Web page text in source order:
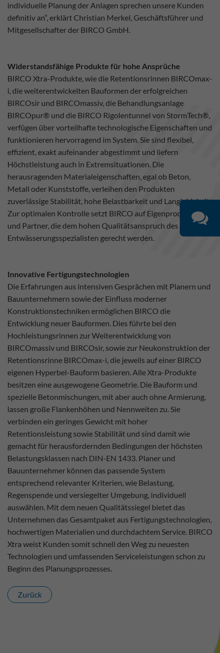
individuelle Planung der Anlagen sprechen unsere Kunden
definitiv an“, erklärt Christian Merkel, Geschäftsführer und
Mitgesellschafter der BIRCO GmbH.
Widerstandsfähige Produkte für hohe Ansprüche
BIRCO Xtra-Produkte, wie die Retentionsrinnen BIRCOmax-
i, die weiterentwickelten Bauformen der erfolgreichen
BIRCOsir und BIRCOmassiv, die Behandlungsanlage
BIRCOpur® und die BIRCO Rigolentunnel von StormTech®,
verfügen über vorteilhafte technologische Eigenschaften und
funktionieren hervorragend im System. Sie sind flexibel,
effizient, exakt aufeinander abgestimmt und liefern
Höchstleistung auch in Extremsituationen. Die
herausragenden Materialeigenschaften, egal ob Beton,
Metall oder Kunststoffe, verleihen den Produkten
zuverlässige Stabilität, hohe Belastbarkeit und Langlebigkeit.
Zur optimalen Kontrolle setzt BIRCO auf Eigenproduktion
und Partner, die dem hohen Qualitätsanspruch des
Entwässerungsspezialisten gerecht werden.
Innovative Fertigungstechnologien
Die Erfahrungen aus intensiven Gesprächen mit Planern und
Bauunternehmern sowie der Einfluss moderner
Konstruktionstechniken ermöglichen BIRCO die
Entwicklung neuer Bauformen. Dies führte bei den
Hochleistungsrinnen zur Weiterentwicklung von
BIRCOmassiv und BIRCOsir, sowie zur Neukonstruktion der
Retentionsrinne BIRCOmax-i, die jeweils auf einer BIRCO
eigenen Hyperbel-Bauform basieren. Alle Xtra-Produkte
besitzen eine ausgewogene Geometrie. Die Bauform und
spezielle Betonmischungen, mit aber auch ohne Armierung,
lassen große Flankenhöhen und Nennweiten zu. Sie
verbinden ein geringes Gewicht mit hoher
Retentionsleistung sowie Stabilität und sind damit wie
gemacht für herausfordernden Bedingungen der höchsten
Belastungsklassen nach DIN-EN 1433. Planer und
Bauunternehmer können das passende System
entsprechend relevanter Kriterien, wie Belastung,
Regenspende und versiegelter Umgebung, individuell
auswählen. Mit dem neuen Qualitätssiegel bietet das
Unternehmen das Gesamtpaket aus Fertigungstechnologien,
hochwertigen Materialien und durchdachtem Service. BIRCO
Xtra weist Kunden somit schnell den Weg zu neuesten
Technologien und umfassenden Serviceleistungen schon zu
Beginn des Planungsprozesses.
Zurück